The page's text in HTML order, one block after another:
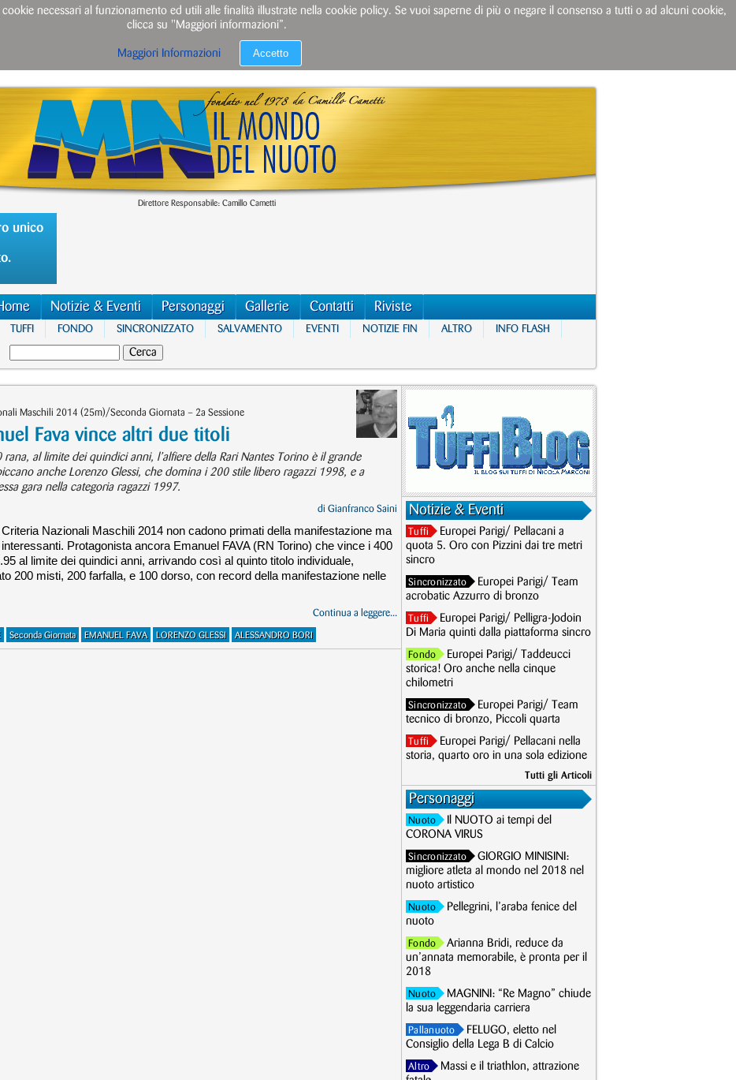
Direttore Responsabile: Camillo Cametti
unico
Notizie & Eventi Personaggi Gallerie Contatti Riviste
TUFFI FONDO SINCRONIZZATO SALVAMENTO EVENTI NOTIZIE FIN ALTRO INFO FLASH
Maschili 2014 (25m)/Seconda Giornata – 2a Sessione
Fava vince altri due titoli
al limite dei quindici anni, l’alfiere della Rari Nantes Torino è il grande
anche Lorenzo Glessi, che domina i 200 stile libero ragazzi 1998, e a
gara nella categoria ragazzi 1997.
di Gianfranco Saini
Nazionali Maschili 2014 non cadono primati della manifestazione ma
Protagonista ancora Emanuel FAVA (RN Torino) che vince i 400
al limite dei quindici anni, arrivando così al quinto titolo individuale,
200 misti, 200 farfalla, e 100 dorso, con record della manifestazione nelle
Continua a leggere...
Seconda Giornata EMANUEL FAVA LORENZO GLESSI ALESSANDRO BORI
Notizie & Eventi
Tuffi
Europei Parigi/ Pellacani a
quota 5. Oro con Pizzini dai tre metri
sincro
Sincronizzato
Europei Parigi/ Team
acrobatic Azzurro di bronzo
Tuffi
Europei Parigi/ Pelligra-Jodoin
Di Maria quinti dalla piattaforma sincro
Fondo
Europei Parigi/ Taddeucci
storica! Oro anche nella cinque
chilometri
Sincronizzato
Europei Parigi/ Team
tecnico di bronzo, Piccoli quarta
Tuffi
Europei Parigi/ Pellacani nella
storia, quarto oro in una sola edizione
Tutti gli Articoli
Personaggi
Nuoto
Il NUOTO ai tempi del
CORONA VIRUS
Sincronizzato
GIORGIO MINISINI:
migliore atleta al mondo nel 2018 nel
nuoto artistico
Nuoto
Pellegrini, l’araba fenice del
nuoto
Fondo
Arianna Bridi, reduce da
un’annata memorabile, è pronta per il
2018
Nuoto
MAGNINI: “Re Magno” chiude
la sua leggendaria carriera
Pallanuoto
FELUGO, eletto nel
Consiglio della Lega B di Calcio
Altro
Massi e il triathlon, attrazione
necessari al funzionamento ed utili alle finalità illustrate nella cookie policy. Se vuoi saperne di più o negare il consenso a tutti o ad alcuni cookie,
clicca su "Maggiori informazioni”.
Maggiori Informazioni Accetto